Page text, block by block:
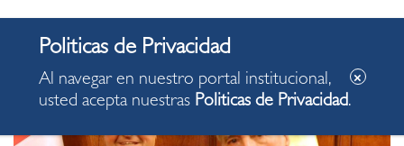
02.12.2019
Al navegar en nuestro portal institucional,
usted acepta nuestras Politicas de Privacidad.